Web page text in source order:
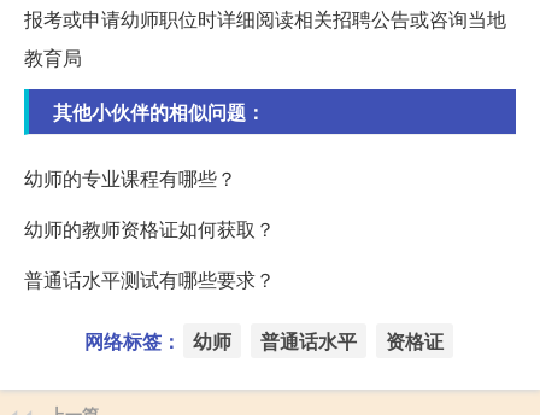
报考或申请幼师职位时详细阅读相关招聘公告或咨询当地
教育局
其他小伙伴的相似问题：
幼师的专业课程有哪些？
幼师的教师资格证如何获取？
普通话水平测试有哪些要求？
网络标签： 幼师 普通话水平 资格证